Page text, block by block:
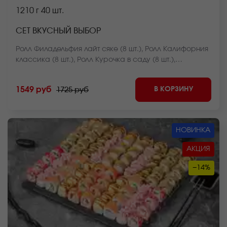
1210 г 40 шт.
СЕТ ВКУСНЫЙ ВЫБОР
Ролл Филадельфия лайт сяке (8 шт.), Ролл Калифорния
классика (8 шт.), Ролл Курочка в саду (8 шт.),
шт.) *Внешний вид блюда может отличаться от фото на
сайте.
1549 руб 1725 руб В КОРЗИНУ
НОВИНКА
АКЦИЯ
−14%